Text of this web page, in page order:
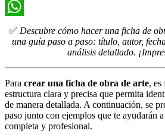
Twitter
WhatsApp
✅ Descubre cómo hacer una ficha de
una guía paso a paso: título, autor,
análisis detallado.
Para crear una ficha de obra de arte, es
estructura clara y precisa que permita
de manera detallada. A continuación, se
paso junto con ejemplos que te ayudarán
completa y profesional.